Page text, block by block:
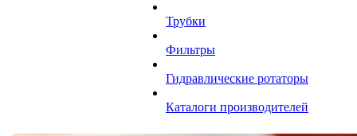
Трубки
Фильтры
Гидравлические ротаторы
Каталоги производителей